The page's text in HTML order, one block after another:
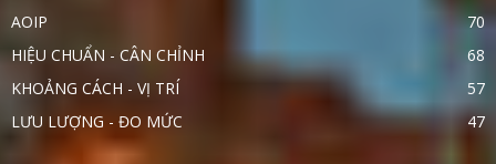
AOIP
70
HIỆU CHUẨN - CÂN CHỈNH
68
KHOẢNG CÁCH - VỊ TRÍ
57
LƯU LƯỢNG - ĐO MỨC
47